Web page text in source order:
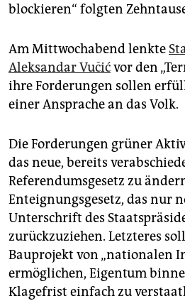
blockieren“ folgten
Am Mittwochabend lenkte
Aleksandar Vučićvor den
ihre Forderungen sollen
einer Ansprache an das Volk.
Die Forderungen grüner
das neue, bereits
Referendumsgesetz zu
Enteignungsgesetz, das nur
Unterschrift des
zurückzuziehen. Letzteres
Bauprojekt von „nationalen
ermöglichen, Eigentum
Klagefrist einfach zu